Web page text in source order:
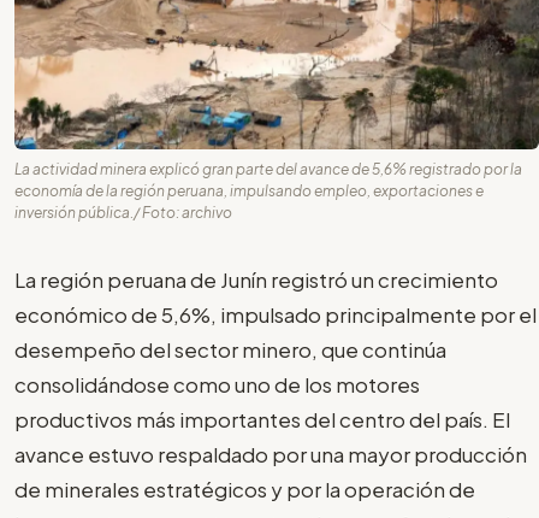
La actividad minera explicó gran parte del avance de 5,6% registrado por la
economía de la región peruana, impulsando empleo, exportaciones e
inversión pública./ Foto: archivo
La región peruana de Junín registró un crecimiento
económico de 5,6%, impulsado principalmente por el
desempeño del sector minero, que continúa
consolidándose como uno de los motores
productivos más importantes del centro del país. El
avance estuvo respaldado por una mayor producción
de minerales estratégicos y por la operación de